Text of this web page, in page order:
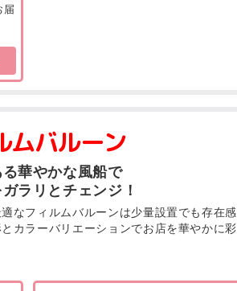
届
ムバルーン
華やかな風船で
ラリとチェンジ！
なフィルムバルーンは少量設置でも存在感
カラーバリエーションでお店を華やかに彩